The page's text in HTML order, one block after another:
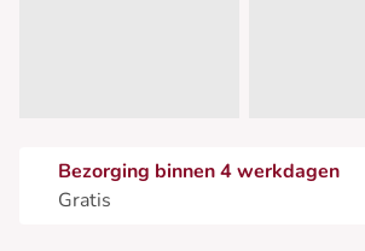
Bezorging binnen 4 werkdagen
Gratis